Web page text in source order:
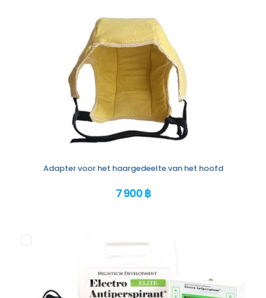
Adapter voor het haargedeelte van het hoofd
7 900 ฿